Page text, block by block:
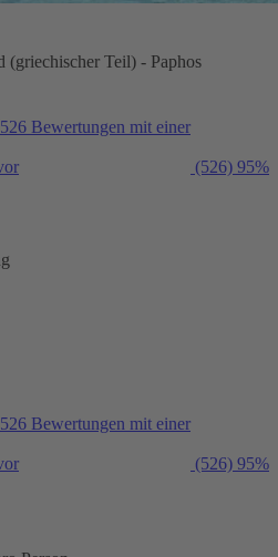
(griechischer Teil) - Paphos
Bewertungen mit einer
(526) 95%
Bewertungen mit einer
(526) 95%